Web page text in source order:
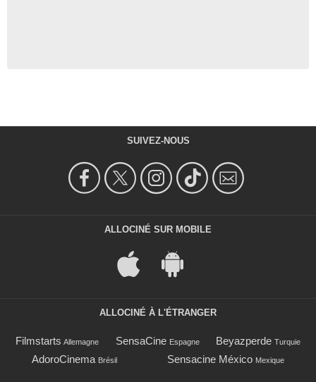
SUIVEZ-NOUS
ALLOCINÉ SUR MOBILE
ALLOCINÉ À L'ÉTRANGER
Filmstarts Allemagne SensaCine Espagne Beyazperde Turquie
AdoroCinema Brésil Sensacine México Mexique